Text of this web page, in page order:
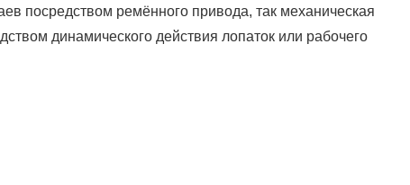
посредством ремённого привода, так механическая
динамического действия лопаток или рабочего